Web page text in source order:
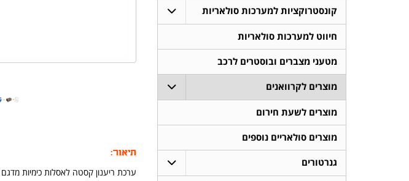
תיאור:
ערכת ריענון קסטה לאסלות כימיות מדגם C260/C250.
קונסטרוקציות למערכות סולאריות
חיווט למערכות סולאריות
מטעני מצברים ובוסטרים לרכב
מוצרים לקרוואנים
מוצרים לשעת חירום
מוצרים סולאריים נוספים
גנרטורים